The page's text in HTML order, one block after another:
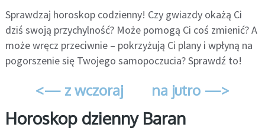
Sprawdzaj horoskop codzienny! Czy gwiazdy okażą Ci
dziś swoją przychylność? Może pomogą Ci coś zmienić? A
może wręcz przeciwnie – pokrzyżują Ci plany i wpłyną na
pogorszenie się Twojego samopoczucia? Sprawdź to!
<— z wczoraj na jutro —>
Horoskop dzienny Baran